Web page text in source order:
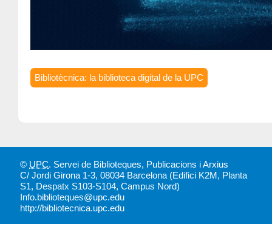
Bibliotècnica: la biblioteca digital de la UPC
© UPC. Servei de Biblioteques, Publicacions i Arxius
C/ Jordi Girona 1-3, 08034 Barcelona (Edifici K2M, Planta
S1, Despatx S103-S104, Campus Nord)
Info.biblioteques@upc.edu
http://bibliotecnica.upc.edu